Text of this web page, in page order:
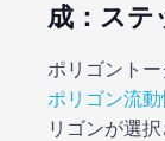
成：ステ
ポリゴントー
ポリゴン流
リゴンが選